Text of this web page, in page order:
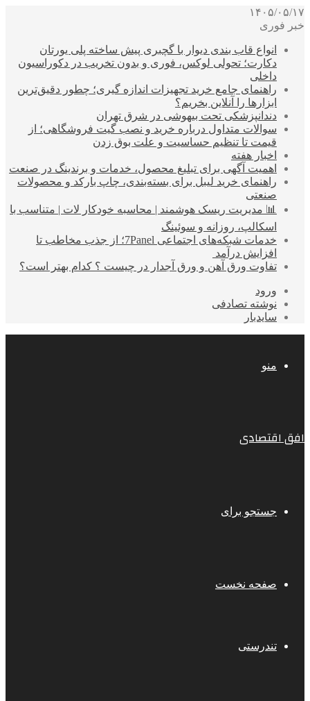
۱۴۰۵/۰۵/۱۷
خبر فوری
انواع قاب بندی دیوار با گچبری پیش ساخته پلی یورتان
دکارت؛ تحولی لوکس، فوری و بدون تخریب در دکوراسیون
داخلی
راهنمای جامع خرید تجهیزات اندازه گیری؛ چطور دقیق‌ترین
ابزارها را آنلاین بخریم؟
دندانپزشکی تحت بیهوشی در شرق تهران
سوالات متداول درباره خرید و نصب گیت فروشگاهی؛ از
قیمت تا تنظیم حساسیت و علت بوق زدن
اخبار هفته
اهمیت آگهی برای تبلیغ محصول، خدمات و برندینگ در صنعت
راهنمای خرید لیبل برای بسته‌بندی، چاپ بارکد و محصولات
صنعتی
📊 مدیریت ریسک هوشمند | محاسبه خودکار لات | متناسب با
اسکالپ، روزانه و سوئینگ
خدمات شبکه‌های اجتماعی 7Panel؛ از جذب مخاطب تا
افزایش درآمد
تفاوت ورق آهن و ورق آجدار در چیست ؟ کدام بهتر است؟
ورود
نوشته تصادفی
سایدبار
منو
افق اقتصادی
جستجو برای
صفحه نخست
تندرستی